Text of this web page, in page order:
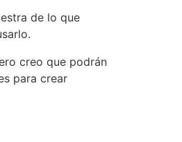
de lo que
creo que podrán
para crear